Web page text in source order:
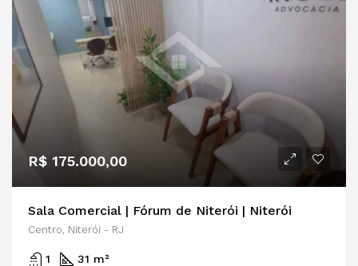
R$ 175.000,00
Sala Comercial | Fórum de Niterói | Niterói
Centro, Niterói - RJ
1 31 m²